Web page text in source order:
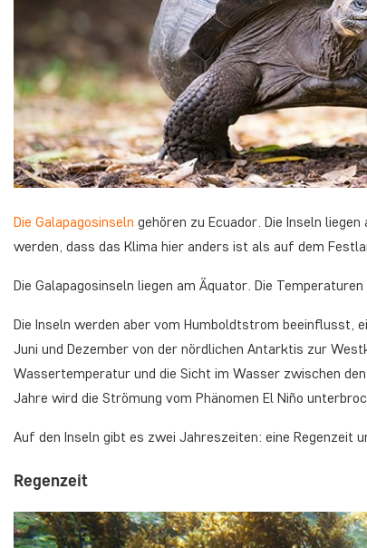
Die Galapagosinseln gehören zu Ecuador. Die Inseln
werden, dass das Klima hier anders ist als auf dem
Die Galapagosinseln liegen am Äquator. Die
Die Inseln werden aber vom Humboldtstrom
Juni und Dezember von der nördlichen Antarktis zur
Wassertemperatur und die Sicht im Wasser zwischen
Jahre wird die Strömung vom Phänomen El Niño
Auf den Inseln gibt es zwei Jahreszeiten: eine Regenzeit
Regenzeit